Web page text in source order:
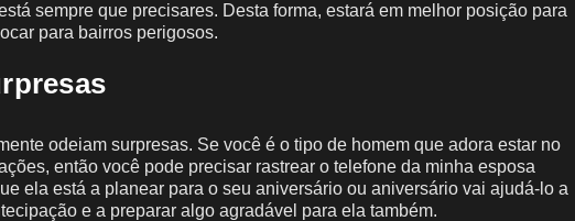
sempre que precisares. Desta forma, estará em melhor posição para
para bairros perigosos.
odeiam surpresas. Se você é o tipo de homem que adora estar no
então você pode precisar rastrear o telefone da minha esposa
ela está a planear para o seu aniversário ou aniversário vai ajudá-lo a
e a preparar algo agradável para ela também.